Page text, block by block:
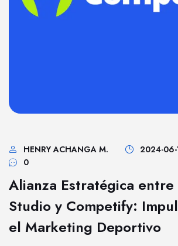
HENRY ACHANGA M.
2024-06-
0
Alianza Estratégica entre
Studio y Competify:
el Marketing Deportivo